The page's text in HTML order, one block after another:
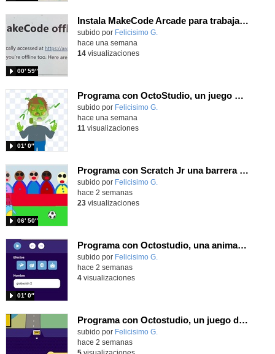
Instala MakeCode Arcade para trabajar offline en tu tablet, ordenador, Chromebook
Contenido educativo.
subido por Felicisimo G.
00′ 59″
hace una semana
14visualizaciones
Programa con OctoStudio, un juego homenajeando al House of the dead con Zombies
Contenido educativo.
subido por Felicisimo G.
01′ 0″
hace una semana
11 visualizaciones
Programa con Scratch Jr una barrera que se desplaza para dar sensación de movimiento
Contenido educativo.
subido por Felicisimo G.
06′ 50″
hace 2 semanas
23visualizaciones
Programa con Octostudio, una animación utilizando la cámara para una foto y audio y texto para comunicar.
Contenido educativo.
subido por Felicisimo G.
01′ 0″
hace 2 semanas
4visualizaciones
Programa con Octostudio, un juego de Educación Víal cruzando un paso de cebra.
Contenido educativo.
subido por Felicisimo G.
hace 2 semanas